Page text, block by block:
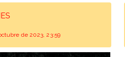
de 2023, 23:59